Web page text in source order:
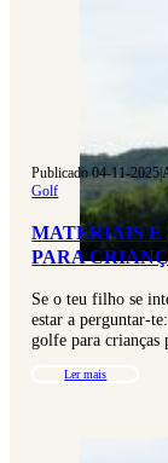
Publicado 04-11-2025|
Golf
MATERIAIS E
PARA
Se o teu filho se
estar a perguntar-
golfe para crianças
Ler mais